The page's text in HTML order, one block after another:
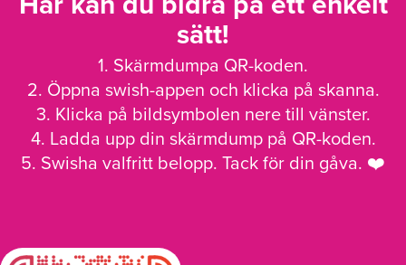
sätt!
1. Skärmdumpa QR-koden.
2. Öppna swish-appen och klicka på skanna.
3. Klicka på bildsymbolen nere till vänster.
4. Ladda upp din skärmdump på QR-koden.
5. Swisha valfritt belopp. Tack för din gåva. ❤️